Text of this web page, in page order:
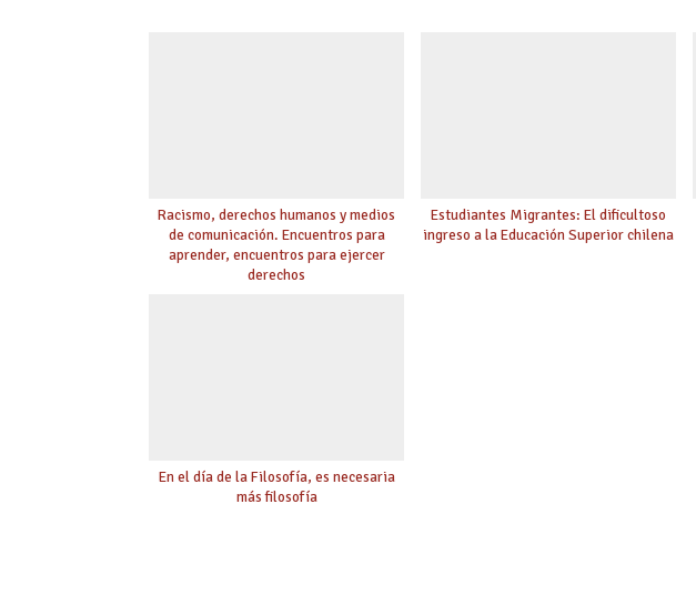
Racismo, derechos humanos y medios
de comunicación. Encuentros para
aprender, encuentros para ejercer
derechos
Estudiantes Migrantes: El dificultoso
ingreso a la Educación Superior chilena
En el día de la Filosofía, es necesaria
más filosofía